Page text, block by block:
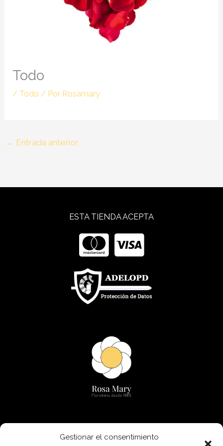
Gestionar el consentimiento
Todo
/ Todo / Por Rosamary
← Entrada anterior
Detalles de contacto
ESTA TIENDA ACEPTA